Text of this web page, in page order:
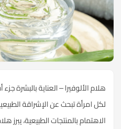
هلام الألوفيرا – العناية بالبشرة
لكل امرأة تبحث عن الإشراقة
الاهتمام بالمنتجات الطبيعية، يبرز